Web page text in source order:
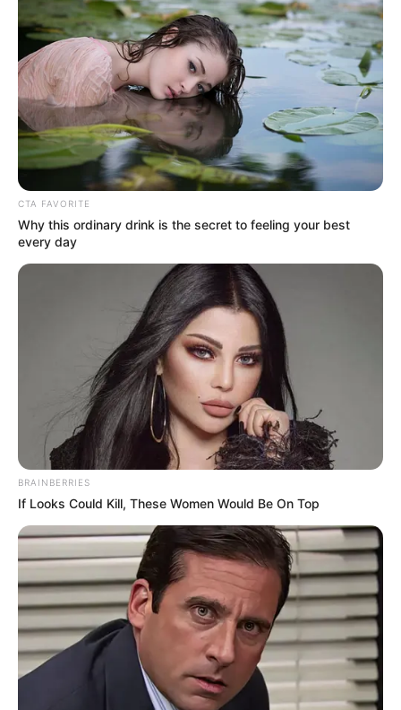
Why Smart Men 40+ Switched From Blue Pills To
This
DIRECTMAX
Paying $500/Mo In Debt Interest? You Are Getting
Ruthlessly Fleeced
Walgreens Hides This $1 Generic Viagra - Here's
The Aisle It's Really In.
CTA FAVORITE
Why this ordinary drink is the secret to feeling your best
every day
BRAINBERRIES
If Looks Could Kill, These Women Would Be On Top